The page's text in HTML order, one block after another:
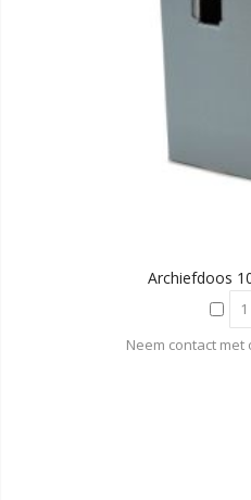
Archiefdoos
Neem contact